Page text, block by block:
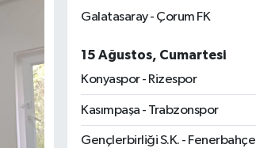
Galatasaray - Çorum FK
15 Ağustos, Cumartesi
Konyaspor - Rizespor
Kasımpaşa - Trabzonspor
Gençlerbirliği S.K. - Fenerbahçe